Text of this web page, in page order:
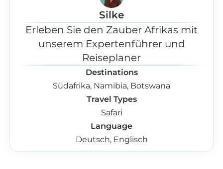
Silke
Erleben Sie den Zauber Afrikas mit
unserem Expertenführer und
Reiseplaner
Destinations
Südafrika, Namibia, Botswana
Travel Types
Safari
Language
Deutsch, Englisch